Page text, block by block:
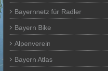
Bayernnetz für Radler
Bayern Bike
Alpenverein
Bayern Atlas